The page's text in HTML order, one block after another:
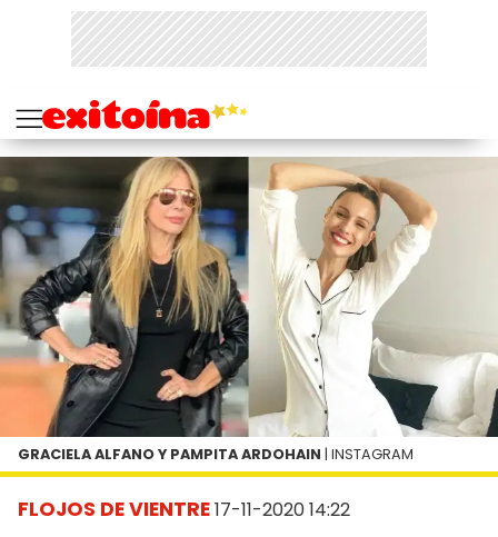
FLOJOS DE VIENTRE17-11-2020 14:22
GRACIELA ALFANO Y PAMPITA ARDOHAIN | INSTAGRAM